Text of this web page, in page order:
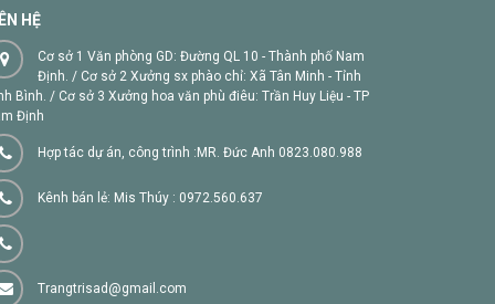
HỆ
Cơ sở 1 Văn phòng GD: Đường QL 10 - Thành phố Nam
Định. / Cơ sở 2 Xưởng sx phào chỉ: Xã Tân Minh - Tỉnh
Bình. / Cơ sở 3 Xưởng hoa văn phù điêu: Trần Huy Liệu - TP
Định
Hợp tác dự án, công trình :MR. Đức Anh 0823.080.988
Kênh bán lẻ: Mis Thúy : 0972.560.637
Trangtrisad@gmail.com